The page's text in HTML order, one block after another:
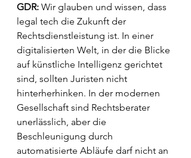
GDR: Wir glauben und wissen, dass
legal tech die Zukunft der
Rechtsdienstleistung ist. In einer
digitalisierten Welt, in der die Blicke
auf künstliche Intelligenz gerichtet
sind, sollten Juristen nicht
hinterherhinken. In der modernen
Gesellschaft sind Rechtsberater
unerlässlich, aber die
Beschleunigung durch
automatisierte Abläufe darf nicht an